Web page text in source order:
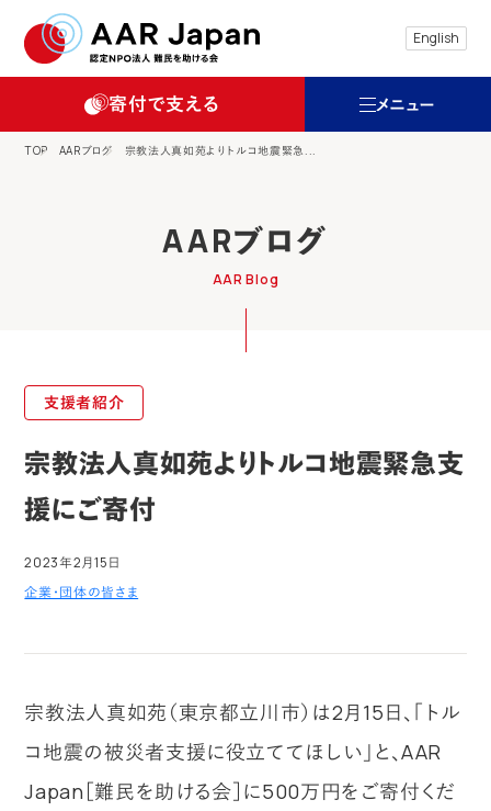
English
寄付で支える メニュー
TOP AARブログ 宗教法人真如苑よりトルコ地震緊急...
AARブログ
AAR Blog
支援者紹介
宗教法人真如苑よりトルコ地震緊急支
援にご寄付
2023年2月15日
企業・団体の皆さま
宗教法人真如苑（東京都立川市）は2月15日、「トル
コ地震の被災者支援に役立ててほしい」と、AAR
Japan［難民を助ける会］に500万円をご寄付くだ